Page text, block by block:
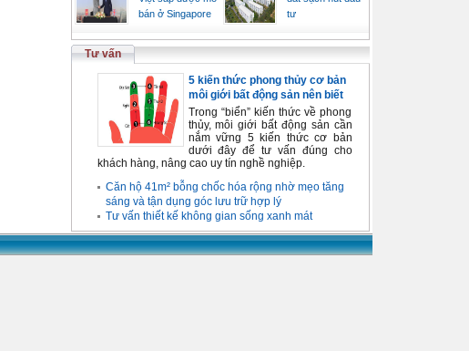
bán ở Singapore
tư
Tư vấn
5 kiến thức phong thủy cơ bản
môi giới bất động sản nên biết
Trong “biển” kiến thức về phong
thủy, môi giới bất động sản cần
nắm vững 5 kiến thức cơ bản
dưới đây để tư vấn đúng cho
khách hàng, nâng cao uy tín nghề nghiệp.
Căn hộ 41m² bỗng chốc hóa rộng nhờ mẹo tăng
sáng và tận dụng góc lưu trữ hợp lý
Tư vấn thiết kế không gian sống xanh mát